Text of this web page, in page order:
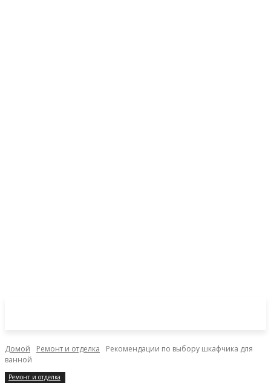
Домой Ремонт и отделка
Рекомендации по выбору шкафчика для
ванной
Ремонт и отделка